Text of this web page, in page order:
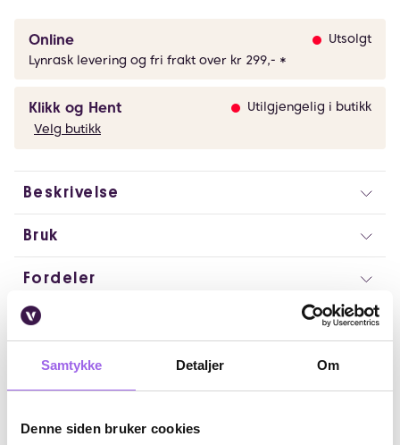
Samtykke Detaljer Om
Denne siden bruker cookies
Online
Utsolgt
Lynrask levering og fri frakt over kr 299,- *
Klikk og Hent
Utilgjengelig i butikk
Velg butikk
Beskrivelse
Bruk
Fordeler
Ingredienser
Artikkelnummer: 373269